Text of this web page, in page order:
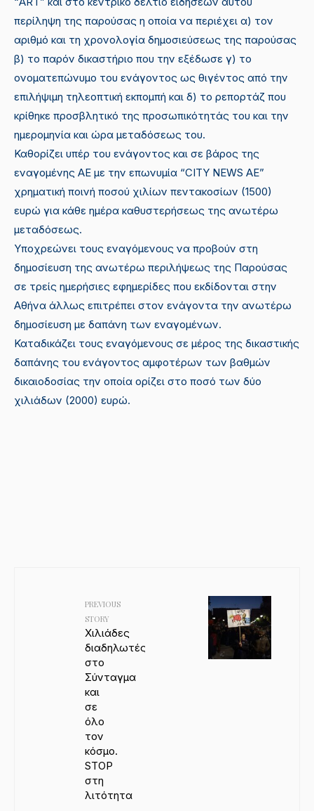
περίληψη της παρούσας η οποία να περιέχει α) τον
αριθμό και τη χρονολογία δημοσιεύσεως της παρούσας
β) το παρόν δικαστήριο που την εξέδωσε γ) το
ονοματεπώνυμο του ενάγοντος ως θιγέντος από την
επιλήψιμη τηλεοπτική εκπομπή και δ) το ρεπορτάζ που
κρίθηκε προσβλητικό της προσωπικότητάς του και την
ημερομηνία και ώρα μεταδόσεως του.
Καθορίζει υπέρ του ενάγοντος και σε βάρος της
εναγομένης ΑΕ με την επωνυμία “CITY NEWS ΑΕ”
χρηματική ποινή ποσού χιλίων πεντακοσίων (1500)
ευρώ για κάθε ημέρα καθυστερήσεως της ανωτέρω
μεταδόσεως.
Υποχρεώνει τους εναγόμενους να προβούν στη
δημοσίευση της ανωτέρω περιλήψεως της Παρούσας
σε τρείς ημερήσιες εφημερίδες που εκδίδονται στην
Αθήνα άλλως επιτρέπει στον ενάγοντα την ανωτέρω
δημοσίευση με δαπάνη των εναγομένων.
Καταδικάζει τους εναγόμενους σε μέρος της δικαστικής
δαπάνης του ενάγοντος αμφοτέρων των βαθμών
δικαιοδοσίας την οποία ορίζει στο ποσό των δύο
χιλιάδων (2000) ευρώ.
PREVIOUS
STORY
Χιλιάδες
διαδηλωτές
στο
Σύνταγμα
και
σε
όλο
τον
κόσμο.
STOP
στη
λιτότητα